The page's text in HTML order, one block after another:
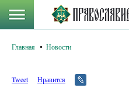
Главная Новости
Tweet Нравится